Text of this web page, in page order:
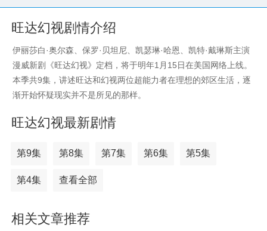
完整演员表>>
旺达幻视剧情介绍
伊丽莎白·奥尔森、保罗·贝坦尼、凯瑟琳·哈恩、凯特·戴琳斯主演
漫威新剧《旺达幻视》定档，将于明年1月15日在美国网络上线。
本季共9集，讲述旺达和幻视两位超能力者在理想的郊区生活，逐
渐开始怀疑现实并不是所见的那样。
旺达幻视最新剧情
第9集 第8集 第7集 第6集 第5集
第4集 查看全部
相关文章推荐